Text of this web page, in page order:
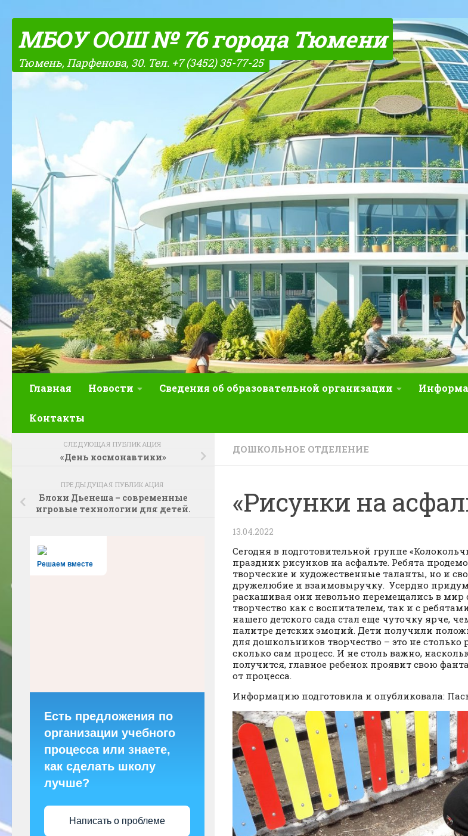
Skip to content
МБОУ ООШ № 76 города Тюмени
Тюмень, Парфенова, 30. Тел. +7 (3452) 35-77-25
Главная Новости Сведения об образовательной организации
Контакты
ДОШКОЛЬНОЕ ОТДЕЛЕНИЕ
«Рисунки на
13.04.2022
Сегодня в подготовительной группе
праздник рисунков на асфальте. Ребята
творческие и художественные таланты, но и
дружелюбие и взаимовыручку. Усердно
раскашивая они невольно перемещались в мир
творчество как с воспитателем, так и с
нашего детского сада стал еще чуточку ярче,
палитре детских эмоций. Дети получили
для дошкольников творчество – это не столько
сколько сам процесс. И не столь важно,
получится, главное ребенок проявит свою
от процесса.
Информацию подготовила и опубликовала:
СЛЕДУЮЩАЯ ПУБЛИКАЦИЯ
«День космонавтики»
ПРЕДЫДУЩАЯ ПУБЛИКАЦИЯ
Блоки Дьенеша – современные
игровые технологии для детей.
Решаем вместе
Есть предложения по
организации учебного
процесса или знаете,
как сделать школу
лучше?
Написать о проблеме